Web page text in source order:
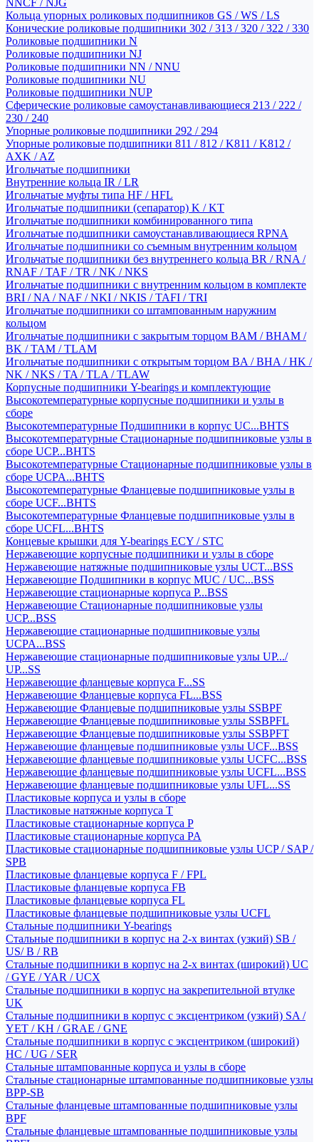
NNCF / NJG
Кольца упорных роликовых подшипников GS / WS / LS
Конические роликовые подшипники 302 / 313 / 320 / 322 / 330
Роликовые подшипники N
Роликовые подшипники NJ
Роликовые подшипники NN / NNU
Роликовые подшипники NU
Роликовые подшипники NUP
Сферические роликовые самоустанавливающиеся 213 / 222 /
230 / 240
Упорные роликовые подшипники 292 / 294
Упорные роликовые подшипники 811 / 812 / K811 / K812 /
AXK / AZ
Игольчатые подшипники
Внутренние кольца IR / LR
Игольчатые муфты типа HF / HFL
Игольчатые подшипники (сепаратор) K / KT
Игольчатые подшипники комбинированного типа
Игольчатые подшипники самоустанавливающиеся RPNA
Игольчатые подшипники со съемным внутренним кольцом
Игольчатые подшипники без внутреннего кольца BR / RNA /
RNAF / TAF / TR / NK / NKS
Игольчатые подшипники с внутренним кольцом в комплекте
BRI / NA / NAF / NKI / NKIS / TAFI / TRI
Игольчатые подшипники со штампованным наружним
кольцом
Игольчатые подшипники с закрытым торцом BAM / BHAM /
BK / TAM / TLAM
Игольчатые подшипники с открытым торцом BA / BHA / HK /
NK / NKS / TA / TLA / TLAW
Корпусные подшипники Y-bearings и комплектующие
Высокотемпературные корпусные подшипники и узлы в
сборе
Высокотемпературные Подшипники в корпус UC...BHTS
Высокотемпературные Стационарные подшипниковые узлы в
сборе UCP...BHTS
Высокотемпературные Стационарные подшипниковые узлы в
сборе UCPA...BHTS
Высокотемпературные Фланцевые подшипниковые узлы в
сборе UCF...BHTS
Высокотемпературные Фланцевые подшипниковые узлы в
сборе UCFL...BHTS
Концевые крышки для Y-bearings ECY / STC
Нержавеющие корпусные подшипники и узлы в сборе
Нержавеющие натяжные подшипниковые узлы UCT...BSS
Нержавеющие Подшипники в корпус MUC / UC...BSS
Нержавеющие стационарные корпуса P...BSS
Нержавеющие Стационарные подшипниковые узлы
UCP...BSS
Нержавеющие стационарные подшипниковые узлы
UCPA...BSS
Нержавеющие стационарные подшипниковые узлы UP.../
UP...SS
Нержавеющие фланцевые корпуса F...SS
Нержавеющие Фланцевые корпуса FL...BSS
Нержавеющие Фланцевые подшипниковые узлы SSBPF
Нержавеющие Фланцевые подшипниковые узлы SSBPFL
Нержавеющие Фланцевые подшипниковые узлы SSBPFT
Нержавеющие фланцевые подшипниковые узлы UCF...BSS
Нержавеющие фланцевые подшипниковые узлы UCFC...BSS
Нержавеющие фланцевые подшипниковые узлы UCFL...BSS
Нержавеющие фланцевые подшипниковые узлы UFL...SS
Пластиковые корпуса и узлы в сборе
Пластиковые натяжные корпуса T
Пластиковые стационарные корпуса P
Пластиковые стационарные корпуса PA
Пластиковые стационарные подшипниковые узлы UCP / SAP /
SPB
Пластиковые фланцевые корпуса F / FPL
Пластиковые фланцевые корпуса FB
Пластиковые фланцевые корпуса FL
Пластиковые фланцевые подшипниковые узлы UCFL
Стальные подшипники Y-bearings
Стальные подшипники в корпус на 2-х винтах (узкий) SB /
US/ B / RB
Стальные подшипники в корпус на 2-х винтах (широкий) UC
/ GYE / YAR / UCX
Стальные подшипники в корпус на закрепительной втулке
UK
Стальные подшипники в корпус с эксцентриком (узкий) SA /
YET / KH / GRAE / GNE
Стальные подшипники в корпус с эксцентриком (широкий)
HC / UG / SER
Стальные штампованные корпуса и узлы в сборе
Стальные стационарные штампованные подшипниковые узлы
BPP-SB
Стальные фланцевые штампованные подшипниковые узлы
BPF
Стальные фланцевые штампованные подшипниковые узлы